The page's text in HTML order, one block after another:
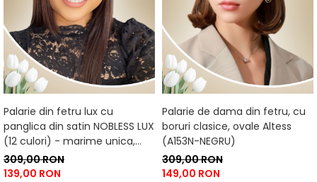
Palarie din fetru lux cu
panglica din satin NOBLESS LUX
(12 culori) - marime unica,
reglabila
309,00 RON
139,00 RON
Palarie de dama din fetru, cu
boruri clasice, ovale Altess
(A153N-NEGRU)
309,00 RON
149,00 RON